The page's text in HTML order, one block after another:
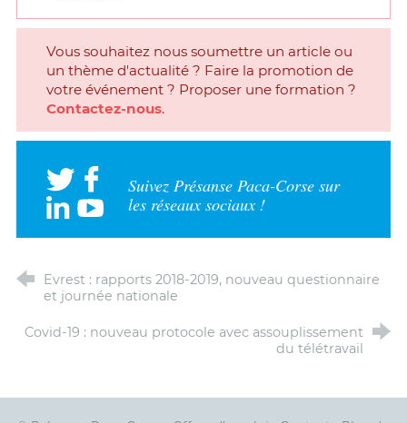
Vous souhaitez nous soumettre un article ou
un thème d'actualité ? Faire la promotion de
votre événement ? Proposer une formation ?
Contactez-nous.
Suivez Présanse Paca-Corse sur
les réseaux sociaux !
Evrest : rapports 2018-2019, nouveau questionnaire
et journée nationale
Covid-19 : nouveau protocole avec assouplissement
du télétravail